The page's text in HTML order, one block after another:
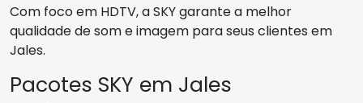
Com foco em HDTV, a SKY garante a melhor
qualidade de som e imagem para seus clientes em
Jales.
Pacotes SKY em Jales